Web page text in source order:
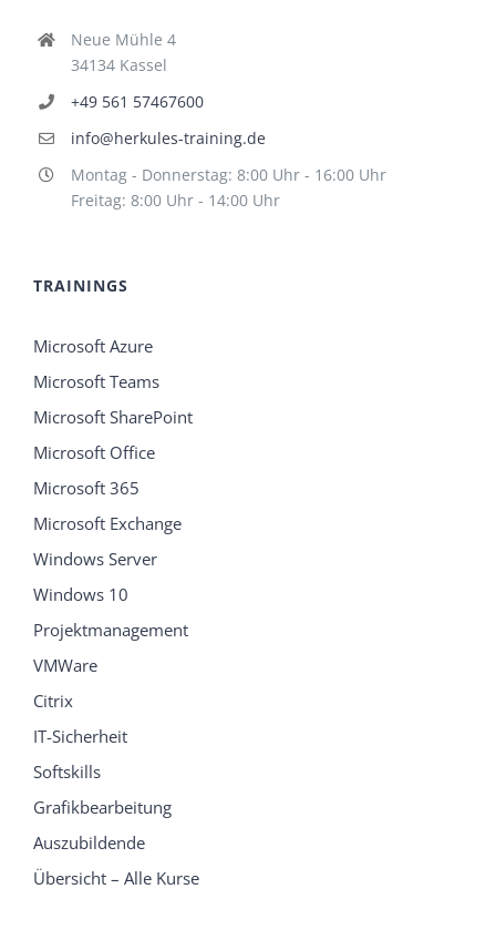
Neue Mühle 4
34134 Kassel
+49 561 57467600
info@herkules-training.de
Montag - Donnerstag: 8:00 Uhr - 16:00 Uhr
Freitag: 8:00 Uhr - 14:00 Uhr
TRAININGS
Microsoft Azure
Microsoft Teams
Microsoft SharePoint
Microsoft Office
Microsoft 365
Microsoft Exchange
Windows Server
Windows 10
Projektmanagement
VMWare
Citrix
IT-Sicherheit
Softskills
Grafikbearbeitung
Auszubildende
Übersicht – Alle Kurse